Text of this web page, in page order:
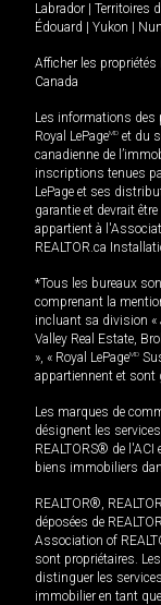
Labrador
Territoires
Édouard
Yukon
Afficher les propriétés
Canada
Les informations des
Royal LePageMD et du
canadienne de
inscriptions tenues
LePage et ses
garantie et devrait
appartient à
REALTOR.ca
*Tous les bureaux
comprenant la
incluant sa division «
Valley Real Estate,
», « Royal LePageMD
appartiennent et sont
Les marques de
désignent les
REALTORS® de l'ACI
biens immobiliers
REALTOR®,
déposées de
Association of
sont propriétaires.
distinguer les
immobilier en tant